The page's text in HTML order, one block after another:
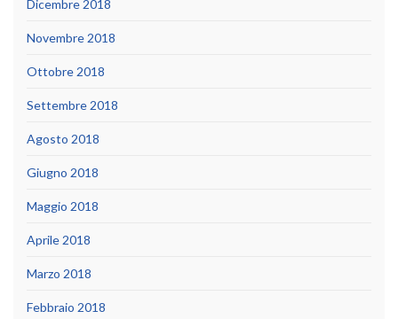
Dicembre 2018
Novembre 2018
Ottobre 2018
Settembre 2018
Agosto 2018
Giugno 2018
Maggio 2018
Aprile 2018
Marzo 2018
Febbraio 2018